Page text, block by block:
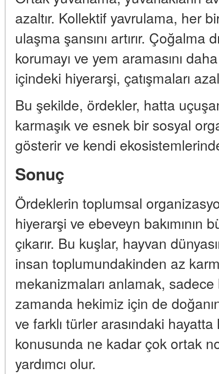
azaltır. Kollektif yavrulama, her
ulaşma şansını artırır. Çoğalma
korumayı ve yem aramasını
içindeki hiyerarşi, çatışmaları
Bu şekilde, ördekler, hatta
karmaşık ve esnek bir sosyal
gösterir ve kendi
Sonuç
Ördeklerin toplumsal
hiyerarşi ve ebeveyn bakımının
çıkarır. Bu kuşlar, hayvan
insan toplumundakinden az
mekanizmaları anlamak,
zamanda hekimiz için de
ve farklı türler arasındaki
konusunda ne kadar çok ortak
yardımcı olur.